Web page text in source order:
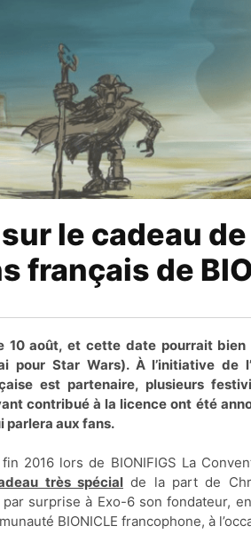
le cadeau
français de
10 août, et cette date pourrait
pour Star Wars). À l’initiative de
est partenaire, plusieurs
contribué à la licence ont été
parlera aux fans.
2016 lors de BIONIFIGS La
très spécialde la part de
par surprise à Exo-6 son fondateur,
BIONICLE francophone, à